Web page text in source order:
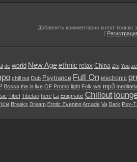
Добавлять комментарии могут только
[
de world New Ageethnic relax China Zhi You
chill out Dub Psytrance Full On electronic
Bossa the in live OF Promo light Folk wei mp3
Tibet Tibetan here La Enigmatic Chillout
Breaks Dream Erotic EveningArcade Va Dark Psy-